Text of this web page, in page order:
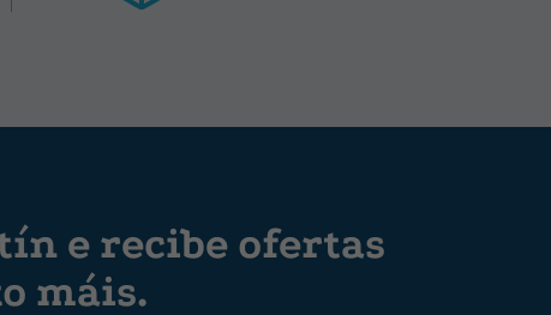
e recibe ofertas
máis.